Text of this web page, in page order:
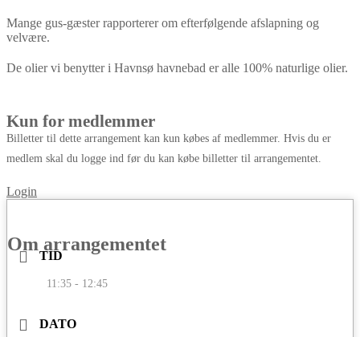
Mange gus-gæster rapporterer om efterfølgende afslapning og
velvære.
De olier vi benytter i Havnsø havnebad er alle 100% naturlige olier.
Kun for medlemmer
Billetter til dette arrangement kan kun købes af medlemmer. Hvis du er
medlem skal du logge ind før du kan købe billetter til arrangementet.
Login
Om arrangementet
TID
11:35 - 12:45
DATO